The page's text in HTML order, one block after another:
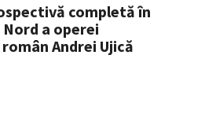
completă în
a operei
Andrei Ujică